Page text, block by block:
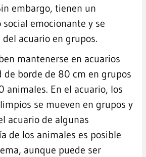
embargo, tienen un
emocionante y se
acuario en grupos.
mantenerse en acuarios
de borde de 80 cm en grupos
animales. En el acuario, los
se mueven en grupos y
acuario de algunas
de los animales es posible
aunque puede ser